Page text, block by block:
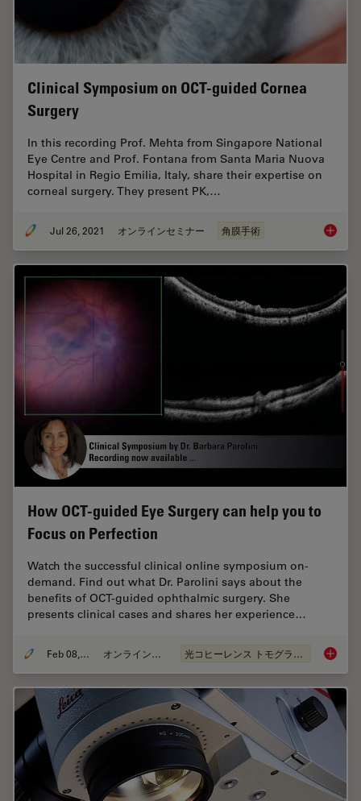
Clinical Symposium on OCT-guided Cornea
Surgery
In this recording Prof. Mehta from Singapore National
Eye Centre and Prof. Fontana from Santa Maria Nuova
Hospital in Regio Emilia, Italy, share their expertise on
corneal surgery. They present PK,…
Jul 26, 2021 オンラインセミナー 角膜手術 Clinical
How OCT-guided Eye Surgery can help you to
Focus on Perfection
Watch the successful clinical online symposium on-
demand. Find out what Dr. Parolini says about the
benefits of OCT-guided ophthalmic surgery. She
presents clinical cases and shares her experience…
Feb 08, 2021 オンラインセミナー 光コヒーレンス トモグラフィ（OCT） How